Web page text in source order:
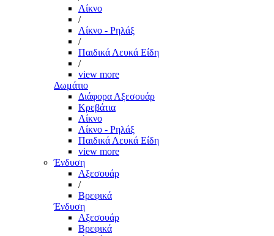
Λίκνο
/
Λίκνο - Ρηλάξ
/
Παιδικά Λευκά Είδη
/
view more
Δωμάτιο
Διάφορα Αξεσουάρ
Κρεβάτια
Λίκνο
Λίκνο - Ρηλάξ
Παιδικά Λευκά Είδη
view more
Ένδυση
Αξεσουάρ
/
Βρεφικά
Ένδυση
Αξεσουάρ
Βρεφικά